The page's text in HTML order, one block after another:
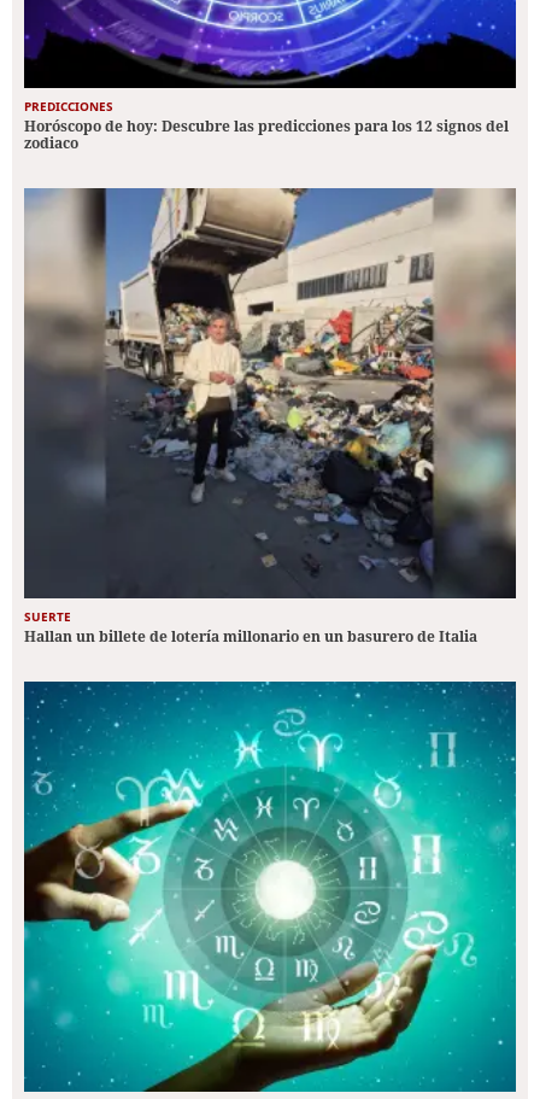
PREDICCIONES
Horóscopo de hoy: Descubre las predicciones para los 12 signos del
zodiaco
SUERTE
Hallan un billete de lotería millonario en un basurero de Italia